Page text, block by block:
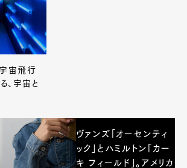
宙飛行
、宇宙と
ヴァンズ「オーセンティ
ック」とハミルトン「カー
キ フィールド」。アメリカ